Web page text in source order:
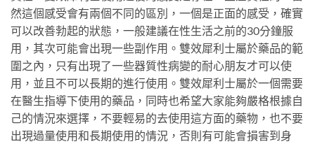
然這個感受會有兩個不同的區別，一個是正面的感受，確實
可以改善勃起的狀態，一般建議在性生活之前的30分鐘服
用，其次可能會出現一些副作用。雙效犀利士屬於藥品的範
圍之內，只有出現了一些器質性病變的耐心朋友才可以使
用，並且不可以長期的進行使用。雙效犀利士屬於一個需要
在醫生指導下使用的藥品，同時也希望大家能夠嚴格根據自
己的情況來選擇，不要輕易的去使用這方面的藥物，也不要
出現過量使用和長期使用的情況，否則有可能會損害到身